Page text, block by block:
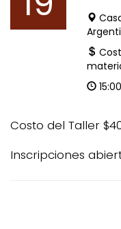
15:00
Costo del Taller
Inscripciones